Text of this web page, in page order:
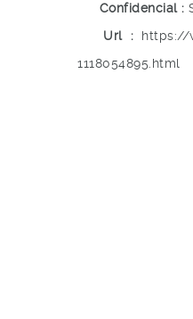
Confidencial
Url
https://
1118054895.html